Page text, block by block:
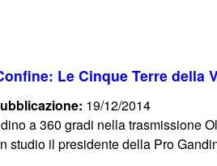
Le Cinque Terre della
19/12/2014
a 360 gradi nella trasmissione
studio il presidente della Pro